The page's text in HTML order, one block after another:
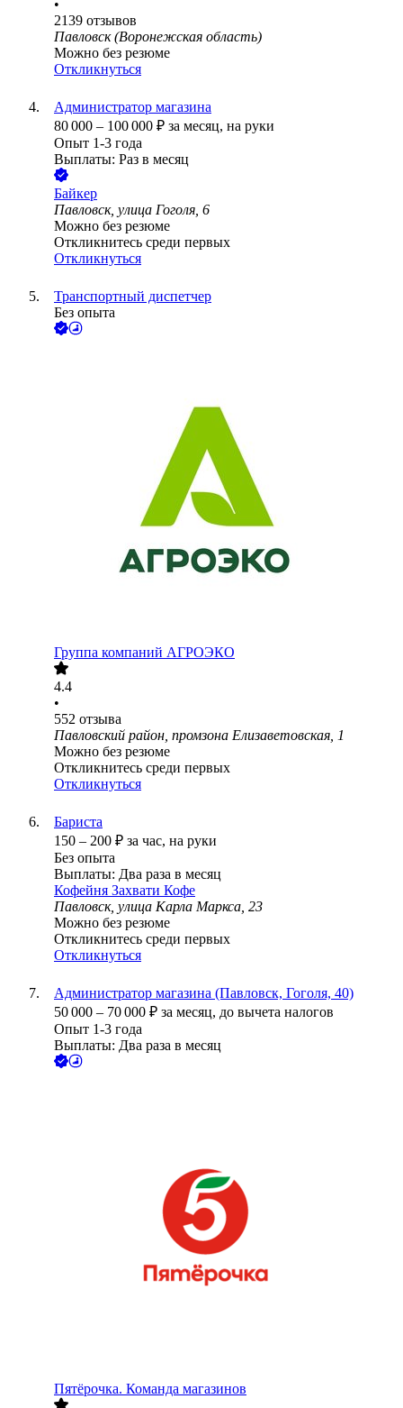
•
2139 отзывов
Павловск (Воронежская область)
Можно без резюме
Откликнуться
Администратор магазина
80 000 – 100 000 ₽ за месяц, на руки
Опыт 1-3 года
Выплаты: Раз в месяц
Байкер
Павловск, улица Гоголя, 6
Можно без резюме
Откликнитесь среди первых
Откликнуться
Транспортный диспетчер
Без опыта
Группа компаний АГРОЭКО
4.4
•
552 отзыва
Павловский район, промзона Елизаветовская, 1
Можно без резюме
Откликнитесь среди первых
Откликнуться
Бариста
150 – 200 ₽ за час, на руки
Без опыта
Выплаты: Два раза в месяц
Кофейня Захвати Кофе
Павловск, улица Карла Маркса, 23
Можно без резюме
Откликнитесь среди первых
Откликнуться
Администратор магазина (Павловск, Гоголя, 40)
50 000 – 70 000 ₽ за месяц, до вычета налогов
Опыт 1-3 года
Выплаты: Два раза в месяц
Пятёрочка. Команда магазинов